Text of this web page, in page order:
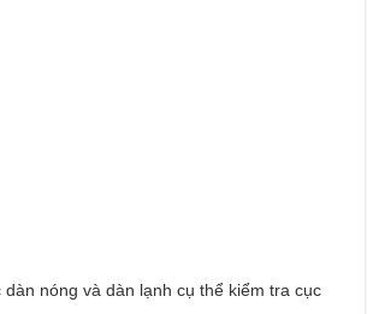
dàn nóng và dàn lạnh cụ thể kiểm tra cục